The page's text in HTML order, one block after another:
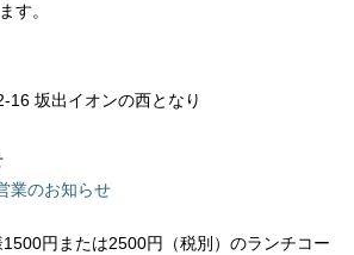
す。
16 坂出イオンの西となり
業のお知らせ
円または2500円（税別）のランチコー